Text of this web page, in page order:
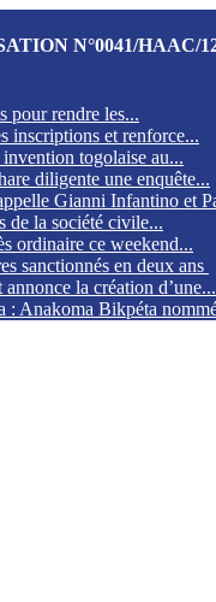
N°0041/HAAC/
pour rendre les...
inscriptions et renforce...
togolaise au...
diligente une enquête...
Gianni Infantino et
de la société civile...
ordinaire ce weekend...
sanctionnés en deux ans
la création d’une...
: Anakoma Bikpéta